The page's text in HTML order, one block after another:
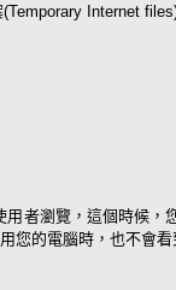
Internet
者瀏覽，這個時候，
您的電腦時，也不會看